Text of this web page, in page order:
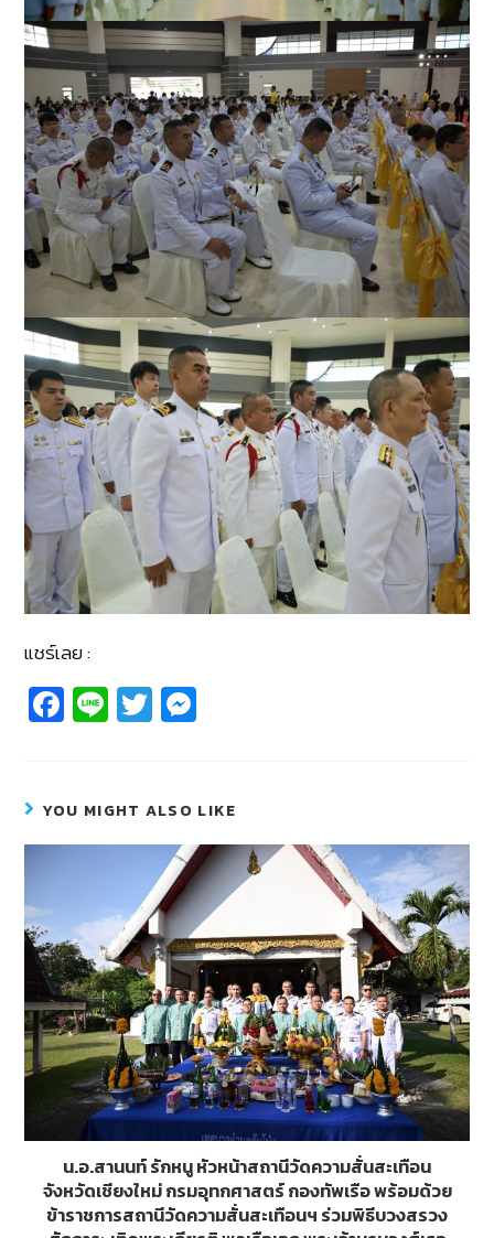
แชร์เลย :
Fa
c
b
o
k
Li
n
T
wi
er e
n
g
er
YOU MIGHT ALSO LIKE
น.อ.สานนท์ รักหนู หัวหน้าสถานีวัดความสั่นสะเทือน
จังหวัดเชียงใหม่ กรมอุทกศาสตร์ กองทัพเรือ พร้อมด้วย
ข้าราชการสถานีวัดความสั่นสะเทือนฯ ร่วมพิธีบวงสรวง